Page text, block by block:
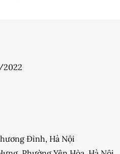
2022
Đình, Hà Nội